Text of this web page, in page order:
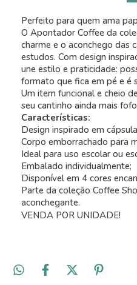
Perfeito para quem ama
O Apontador Coffee da
charme e o aconchego das
estudos. Com design
une estilo e praticidade:
formato que fica em pé e é
Um item funcional e cheio
seu cantinho ainda mais
Características:
Design inspirado em
Corpo emborrachado para
Ideal para uso escolar ou
Embalado individualmente;
Disponível em 4 cores
Parte da coleção Coffee
aconchegante.
VENDA POR UNIDADE!